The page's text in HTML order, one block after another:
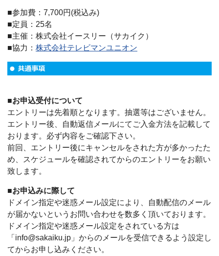
■参加費：7,700円(税込み)
■定員：25名
■主催：株式会社イースリー（サカイク）
■協力： 株式会社テレビマンユニオン
■お申込受付について
エントリーは先着順となります。抽選等はございません。
エントリー後、自動返信メールにてご入金方法を記載して
おります。必ず内容をご確認下さい。
前回、エントリー後にキャンセルをされた方が多かったた
め、スケジュールを確認されてからのエントリーをお願い
致します。
■お申込みに際して
ドメイン指定や迷惑メール設定により、自動配信のメール
が届かないというお問い合わせを数多く頂いております。
ドメイン指定や迷惑メール設定をされている方は
「info@sakaiku.jp」からのメールを受信できるよう設定し
てからお申し込みください。